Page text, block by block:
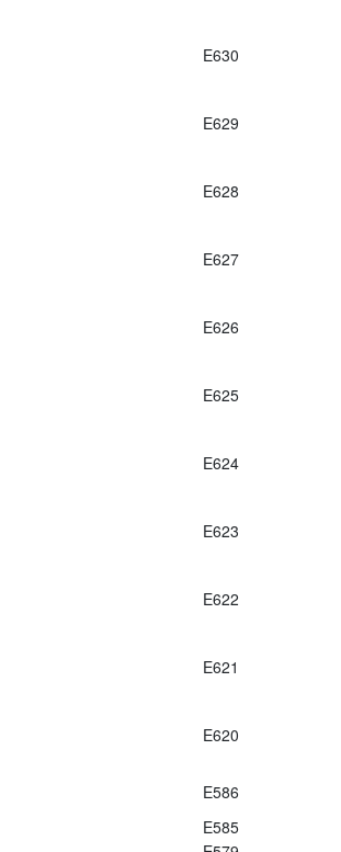
E630
E629
E628
E627
E626
E625
E624
E623
E622
E621
E620
E586
E585